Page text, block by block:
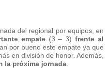
del regional por equipos, en
empate(3 – 3)frente al
por bueno este empate ya que
en división de honor. Además,
la próxima jornada